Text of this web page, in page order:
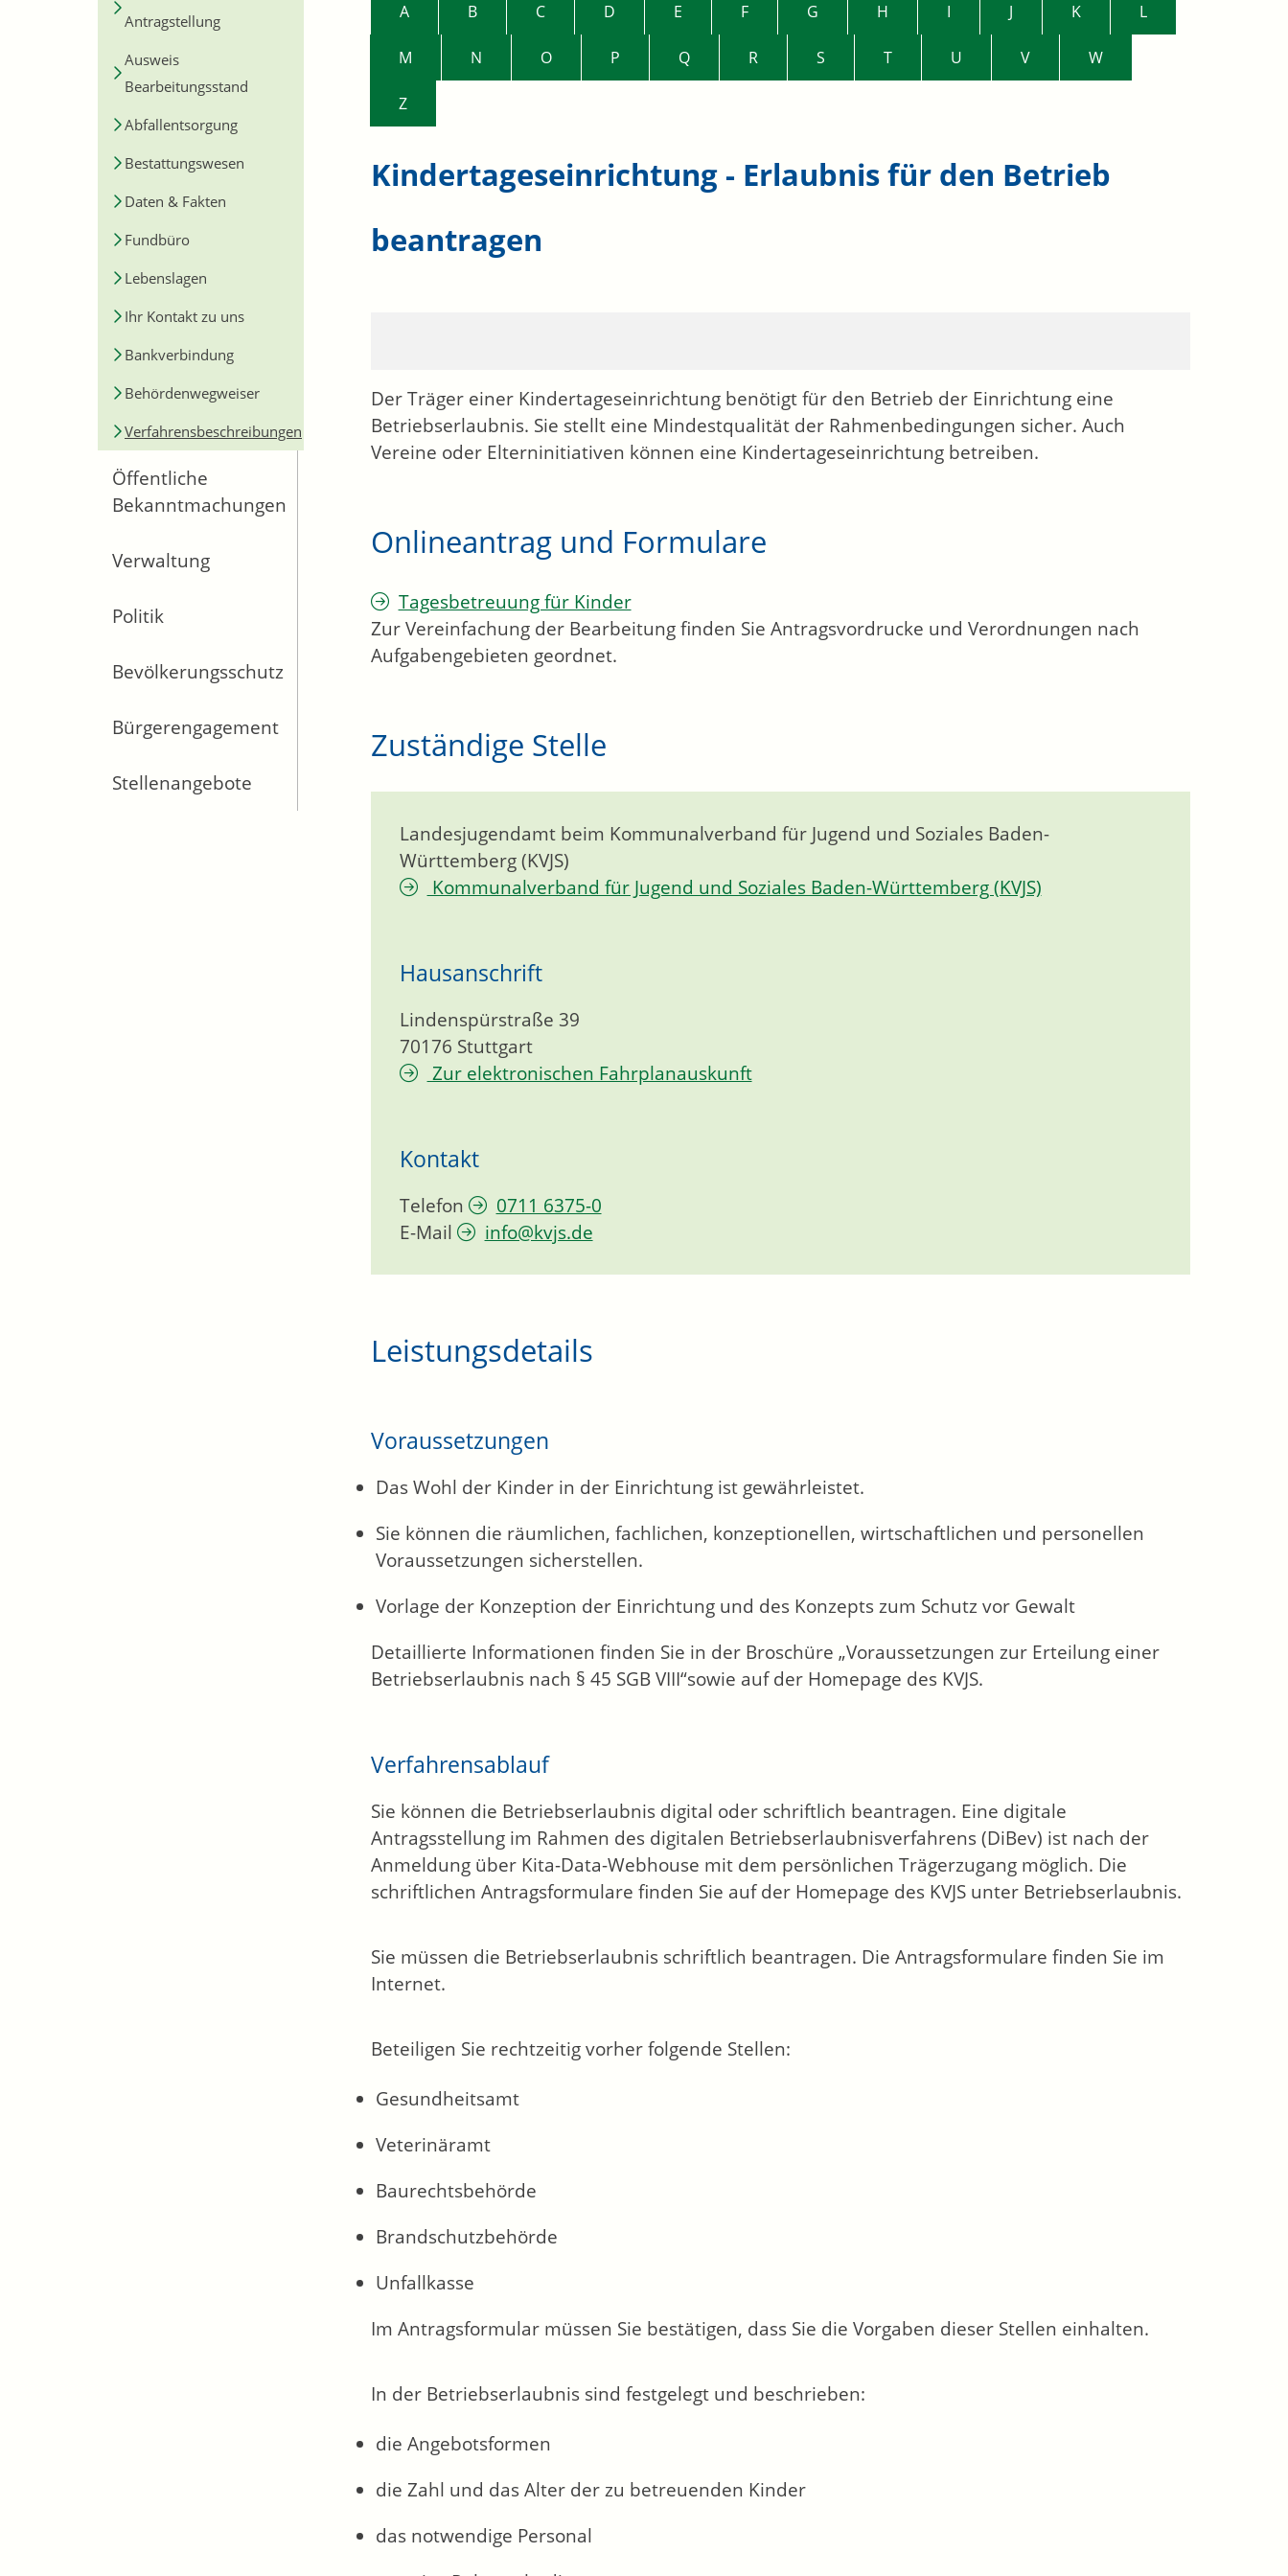
Antragstellung
Ausweis
Bearbeitungsstand
Abfallentsorgung
Bestattungswesen
Daten & Fakten
Fundbüro
Lebenslagen
Ihr Kontakt zu uns
Bankverbindung
Behördenwegweiser
Verfahrensbeschreibungen
Öffentliche
Bekanntmachungen
Verwaltung
Politik
Bevölkerungsschutz
Bürgerengagement
Stellenangebote
A B C D E F G H I J K L
M N O P Q R S T U V W
Z
Kindertageseinrichtung - Erlaubnis für den Betrieb
beantragen
Der Träger einer Kindertageseinrichtung benötigt für den Betrieb der Einrichtung eine
Betriebserlaubnis. Sie stellt eine Mindestqualität der Rahmenbedingungen sicher. Auch
Vereine oder Elterninitiativen können eine Kindertageseinrichtung betreiben.
Onlineantrag und Formulare
Tagesbetreuung für Kinder
Zur Vereinfachung der Bearbeitung finden Sie Antragsvordrucke und Verordnungen nach
Aufgabengebieten geordnet.
Zuständige Stelle
Landesjugendamt beim Kommunalverband für Jugend und Soziales Baden-
Württemberg (KVJS)
Kommunalverband für Jugend und Soziales Baden-Württemberg (KVJS)
Hausanschrift
Lindenspürstraße 39
70176 Stuttgart
Zur elektronischen Fahrplanauskunft
Kontakt
Telefon
0711 6375-0
E-Mail
info@kvjs.de
Leistungsdetails
Voraussetzungen
Das Wohl der Kinder in der Einrichtung ist gewährleistet.
Sie können die räumlichen, fachlichen, konzeptionellen, wirtschaftlichen und personellen
Voraussetzungen sicherstellen.
Vorlage der Konzeption der Einrichtung und des Konzepts zum Schutz vor Gewalt
Detaillierte Informationen finden Sie in der Broschüre „Voraussetzungen zur Erteilung einer
Betriebserlaubnis nach § 45 SGB VIII“sowie auf der Homepage des KVJS.
Verfahrensablauf
Sie können die Betriebserlaubnis digital oder schriftlich beantragen. Eine digitale
Antragsstellung im Rahmen des digitalen Betriebserlaubnisverfahrens (DiBev) ist nach der
Anmeldung über Kita-Data-Webhouse mit dem persönlichen Trägerzugang möglich. Die
schriftlichen Antragsformulare finden Sie auf der Homepage des KVJS unter Betriebserlaubnis.
Sie müssen die Betriebserlaubnis schriftlich beantragen. Die Antragsformulare finden Sie im
Internet.
Beteiligen Sie rechtzeitig vorher folgende Stellen:
Gesundheitsamt
Veterinäramt
Baurechtsbehörde
Brandschutzbehörde
Unfallkasse
Im Antragsformular müssen Sie bestätigen, dass Sie die Vorgaben dieser Stellen einhalten.
In der Betriebserlaubnis sind festgelegt und beschrieben:
die Angebotsformen
die Zahl und das Alter der zu betreuenden Kinder
das notwendige Personal